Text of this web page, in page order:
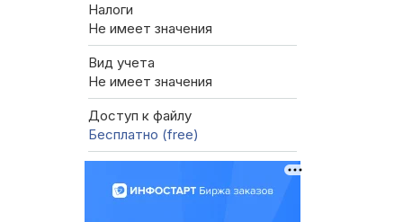
Налоги
Не имеет значения
Вид учета
Не имеет значения
Доступ к файлу
Бесплатно (free)